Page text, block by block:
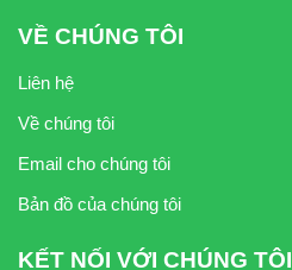
VỀ CHÚNG TÔI
Liên hệ
Về chúng tôi
Email cho chúng tôi
Bản đồ của chúng tôi
KẾT NỐI VỚI CHÚNG TÔI